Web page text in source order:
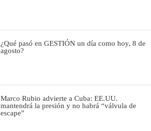
¿Qué pasó en GESTIÓN un día como hoy, 8 de
agosto?
Marco Rubio advierte a Cuba: EE.UU.
mantendrá la presión y no habrá “válvula de
escape”